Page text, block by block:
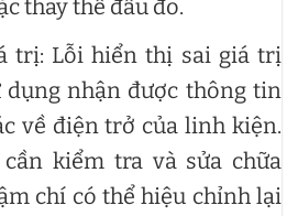
thay thế đầu đo.
trị: Lỗi hiển thị sai giá trị
nhận được thông tin
về điện trở của linh kiện.
kiểm tra và sửa chữa
chí có thể hiệu chỉnh lại